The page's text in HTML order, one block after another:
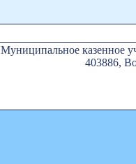
Муниципальное казенное
403886,